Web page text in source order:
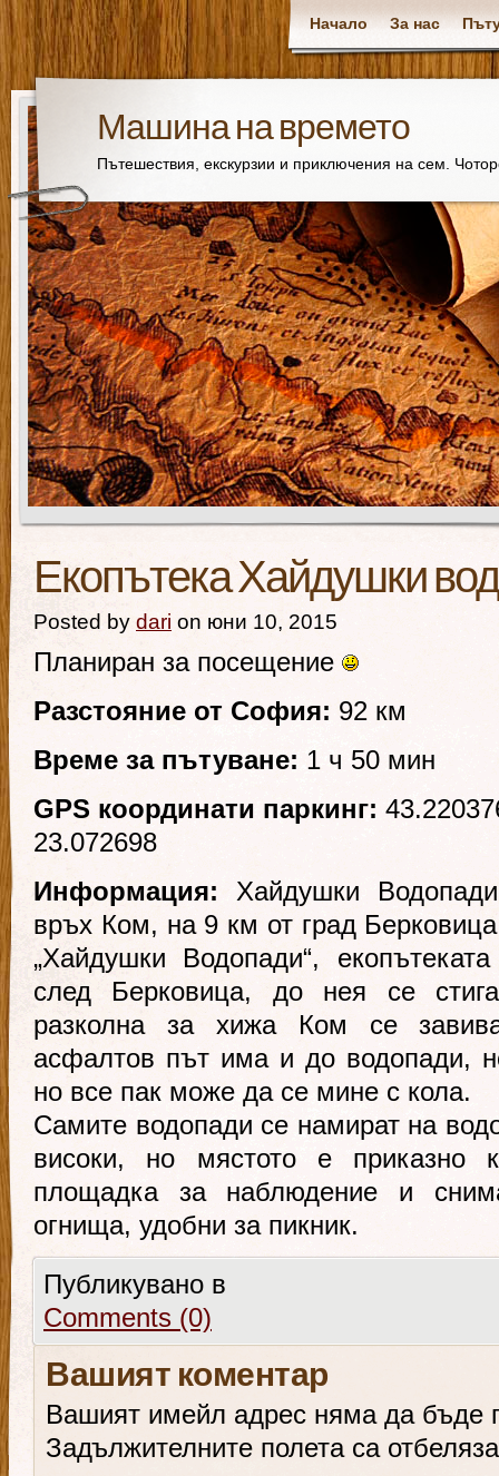
Начало За нас
Машина на времето
Пътешествия, екскурзии и приключения на сем.
Екопътека Хайдушки
Posted by dari on юни 10, 2015
Планиран за посещение
Разстояние от София: 92 км
Време за пътуване: 1 ч 50 мин
GPS координати паркинг:
23.072698
Информация: Хайдушки
връх Ком, на 9 км от град
„Хайдушки Водопади“,
след Берковица, до нея се
разколна за хижа Ком се
асфалтов път има и до водопади,
но все пак може да се мине с кола.
Самите водопади се намират на
високи, но мястото е приказно
площадка за наблюдение и
огнища, удобни за пикник.
Публикувано в
Comments (0)
Вашият коментар
Вашият имейл адрес няма да бъде
Задължителните полета са